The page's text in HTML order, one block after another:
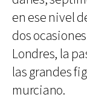
en ese nivel
dos
Londres, la
las grandes
murciano.